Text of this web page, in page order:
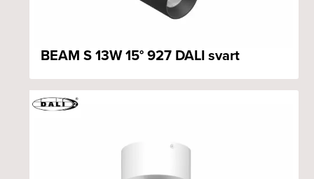
BEAM S 13W 15° 927 DALI svart